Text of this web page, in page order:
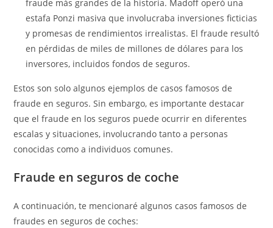
fraude más grandes de la historia. Madoff operó una
estafa Ponzi masiva que involucraba inversiones ficticias
y promesas de rendimientos irrealistas. El fraude resultó
en pérdidas de miles de millones de dólares para los
inversores, incluidos fondos de seguros.
Estos son solo algunos ejemplos de casos famosos de
fraude en seguros. Sin embargo, es importante destacar
que el fraude en los seguros puede ocurrir en diferentes
escalas y situaciones, involucrando tanto a personas
conocidas como a individuos comunes.
Fraude en seguros de coche
A continuación, te mencionaré algunos casos famosos de
fraudes en seguros de coches: